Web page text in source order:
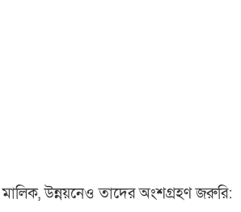
উন্নয়নেও তাদের অংশগ্রহণ জরুরি: